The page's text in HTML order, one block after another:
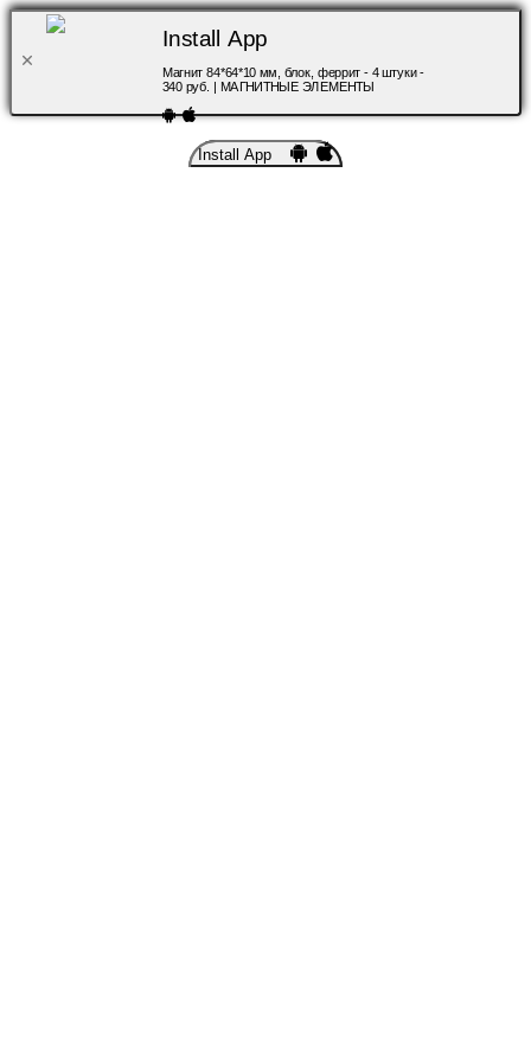
Install App
Магнит 84*64*10 мм, блок, феррит - 4 штуки -
340 руб. | МАГНИТНЫЕ ЭЛЕМЕНТЫ
Install App